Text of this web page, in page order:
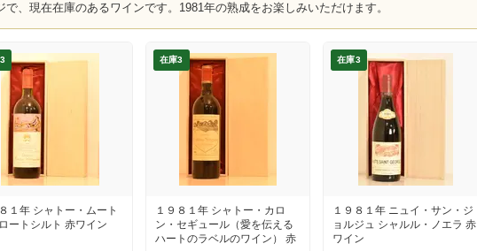
で、現在在庫のあるワインです。1981年の熟成をお楽しみいただけます。
１年 シャトー・ムート
ートシルト 赤ワイン
在庫3
１９８１年 シャトー・カロ
ン・セギュール（愛を伝える
ハートのラベルのワイン） 赤
在庫3
１９８１年 ニュイ・サン・ジ
ョルジュ シャルル・ノエラ 赤
ワイン